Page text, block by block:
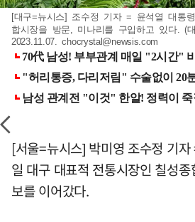
[대구=뉴시스] 조수정 기자 = 윤석열 대통
합시장을 방문, 미나리를 구입하고 있다. (
2023.11.07.chocrystal@newsis.com
[서울=뉴시스] 박미영 조수정 기
일 대구 대표적 전통시장인 칠성
보를 이어갔다.